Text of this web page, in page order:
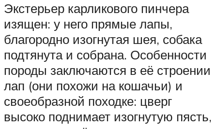
Экстерьер карликового пинчера
изящен: у него прямые лапы,
благородно изогнутая шея, собака
подтянута и собрана. Особенности
породы заключаются в её строении
лап (они похожи на кошачьи) и
своеобразной походке: цверг
высоко поднимает изогнутую пясть,